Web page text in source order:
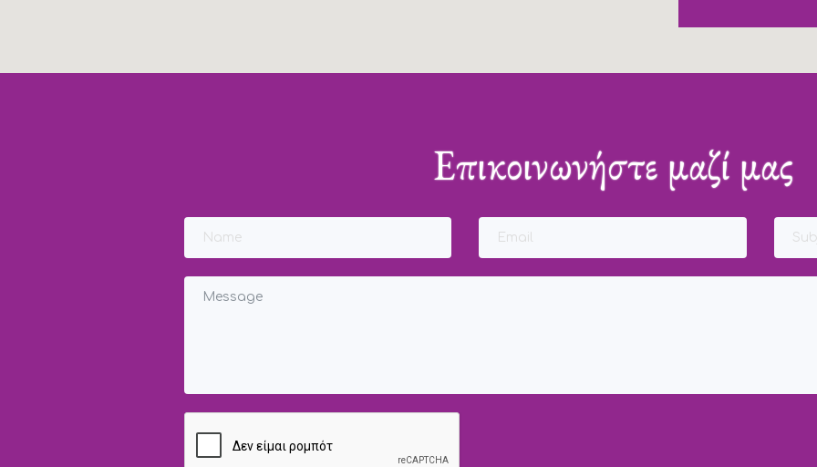
Επικοινωνήστε μαζί μας